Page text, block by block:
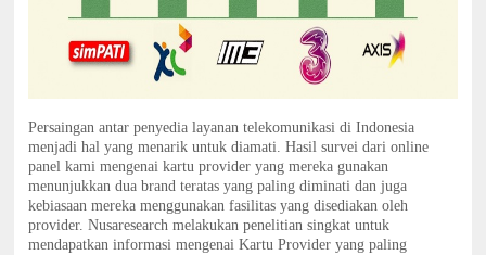
Persaingan antar penyedia layanan telekomunikasi di Indonesia
menjadi hal yang menarik untuk diamati. Hasil survei dari online
panel kami mengenai kartu provider yang mereka gunakan
menunjukkan dua brand teratas yang paling diminati dan juga
kebiasaan mereka menggunakan fasilitas yang disediakan oleh
provider. Nusaresearch melakukan penelitian singkat untuk
mendapatkan informasi mengenai Kartu Provider yang paling